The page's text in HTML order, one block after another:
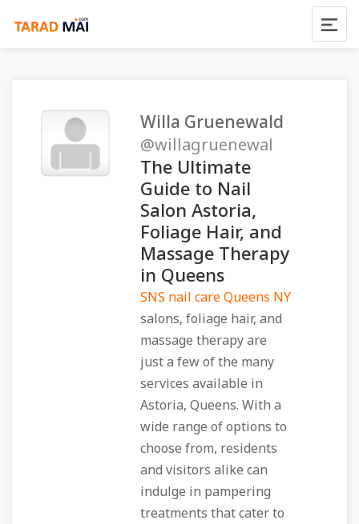
Willa Gruenewald
@willagruenewal
The Ultimate
Guide to Nail
Salon Astoria,
Foliage Hair, and
Massage Therapy
in Queens
SNS nail care Queens NY
salons, foliage hair, and
massage therapy are
just a few of the many
services available in
Astoria, Queens. With a
wide range of options to
choose from, residents
and visitors alike can
indulge in pampering
treatments that cater to